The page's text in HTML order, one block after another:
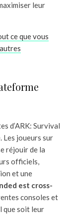
leur
ce que vous
d’ARK: Survival
Les joueurs sur
réjouir de la
officiels,
et une
est cross-
consoles et
que soit leur